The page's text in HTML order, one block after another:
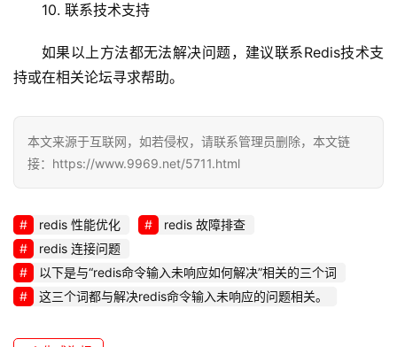
10. 联系技术支持
如果以上方法都无法解决问题，建议联系Redis技术支
持或在相关论坛寻求帮助。
本文来源于互联网，如若侵权，请联系管理员删除，本文链
接：https://www.9969.net/5711.html
redis 性能优化
redis 故障排查
redis 连接问题
以下是与“redis命令输入未响应如何解决”相关的三个词
这三个词都与解决redis命令输入未响应的问题相关。